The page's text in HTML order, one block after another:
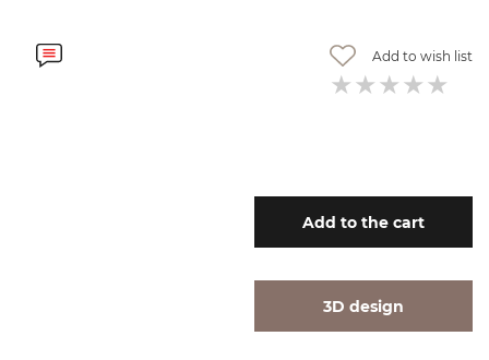
Add to wish list
Add to the cart
3D design